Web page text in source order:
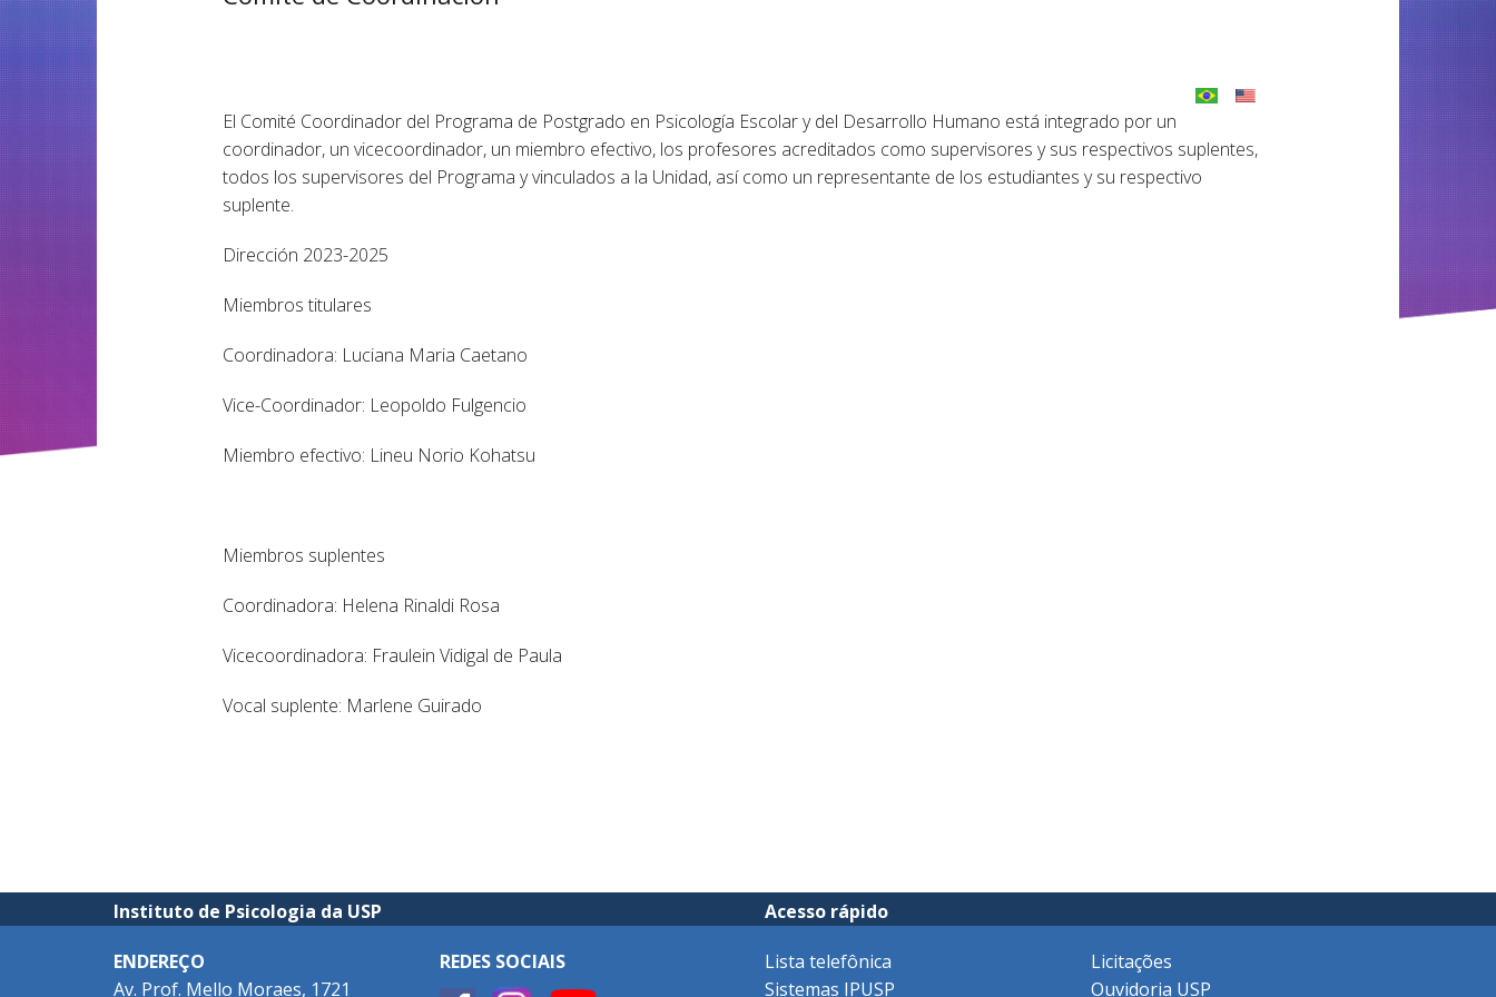
El Comité Coordinador del Programa de Postgrado en Psicología Escolar y del Desarrollo Humano está integrado por un
coordinador, un vicecoordinador, un miembro efectivo, los profesores acreditados como supervisores y sus respectivos suplentes,
todos los supervisores del Programa y vinculados a la Unidad, así como un representante de los estudiantes y su respectivo
suplente.
Dirección 2023-2025
Miembros titulares
Coordinadora: Luciana Maria Caetano
Vice-Coordinador: Leopoldo Fulgencio
Miembro efectivo: Lineu Norio Kohatsu
Miembros suplentes
Coordinadora: Helena Rinaldi Rosa
Vicecoordinadora: Fraulein Vidigal de Paula
Vocal suplente: Marlene Guirado
Instituto de Psicologia da USP Acesso rápido
ENDEREÇO
Av. Prof. Mello Moraes, 1721
REDES SOCIAIS
Lista telefônica
Sistemas IPUSP
Licitações
Ouvidoria USP